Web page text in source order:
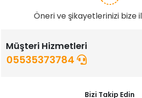
Öneri ve şikayetlerinizi bize
Müşteri Hizmetleri
05535373784
Bizi Takip Edin